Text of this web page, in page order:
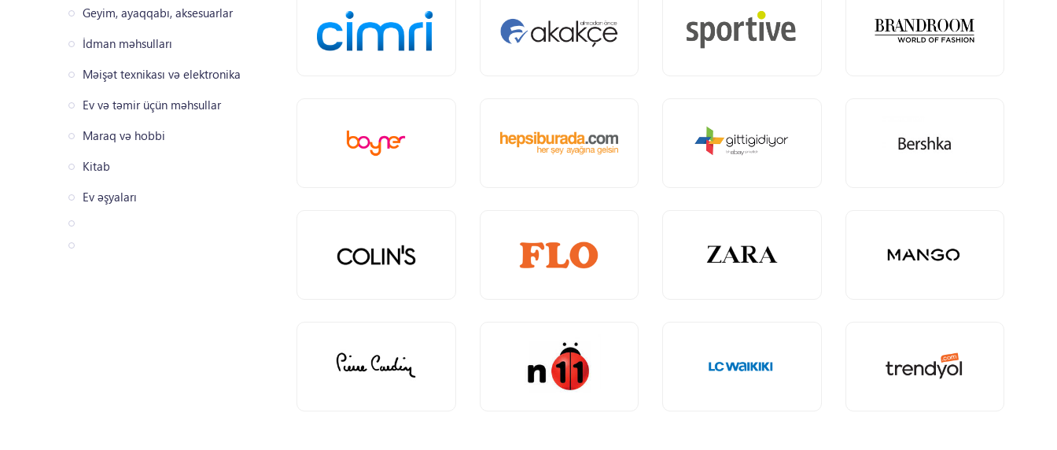
Geyim, ayaqqabı, aksesuarlar
İdman məhsulları
Məişət texnikası və elektronika
Ev və təmir üçün məhsullar
Maraq və hobbi
Kitab
Ev əşyaları